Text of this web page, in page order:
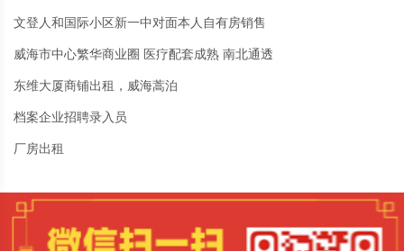
文登人和国际小区新一中对面本人自有房销售
威海市中心繁华商业圈 医疗配套成熟 南北通透
东维大厦商铺出租，威海蒿泊
档案企业招聘录入员
厂房出租